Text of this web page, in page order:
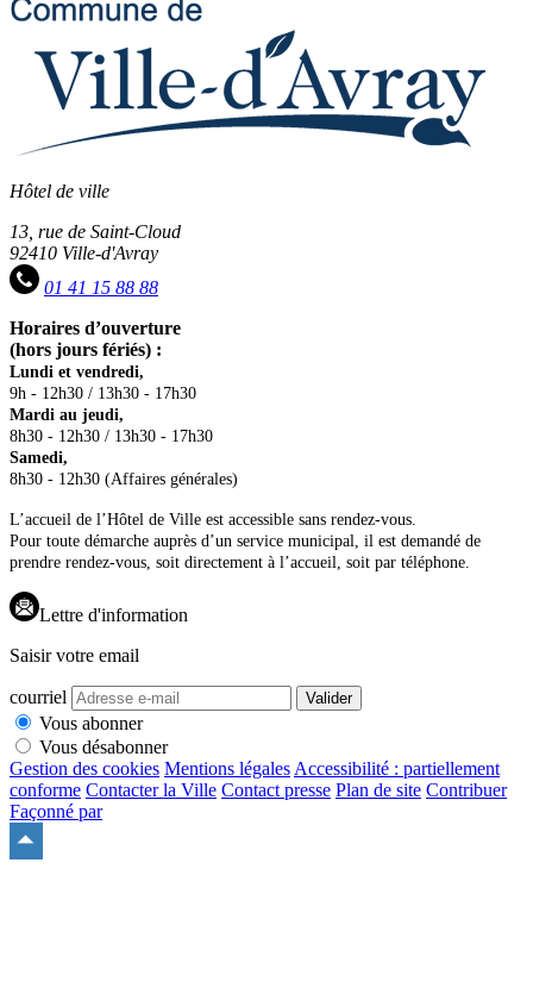
Hôtel de ville
13, rue de Saint-Cloud
92410 Ville-d'Avray
01 41 15 88 88
Horaires d’ouverture
(hors jours fériés) :
Lundi et vendredi,
9h - 12h30 / 13h30 - 17h30
Mardi au jeudi,
8h30 - 12h30 / 13h30 - 17h30
Samedi,
8h30 - 12h30 (Affaires générales)
L’accueil de l’Hôtel de Ville est accessible sans rendez-vous.
Pour toute démarche auprès d’un service municipal, il est demandé de
prendre rendez-vous, soit directement à l’accueil, soit par téléphone.
Lettre d'information
Saisir votre email
courriel Valider
Vous abonner
Vous désabonner
Gestion des cookies Mentions légales Accessibilité : partiellement
conforme Contacter la Ville Contact presse Plan de site Contribuer
Façonné par